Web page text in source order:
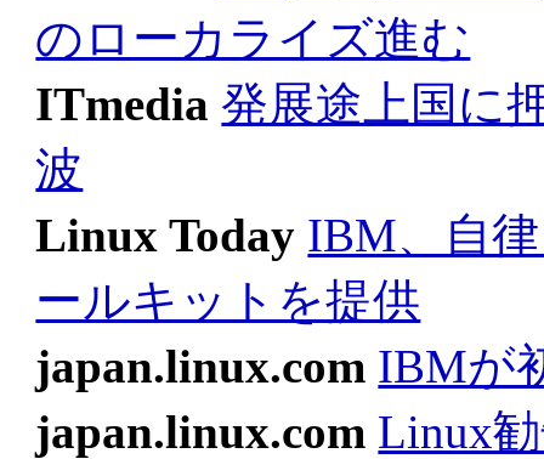
のローカライズ進む
ITmedia 発展途上国に
波
Linux Today IBM、自
ールキットを提供
japan.linux.com IBMが
japan.linux.com Linux